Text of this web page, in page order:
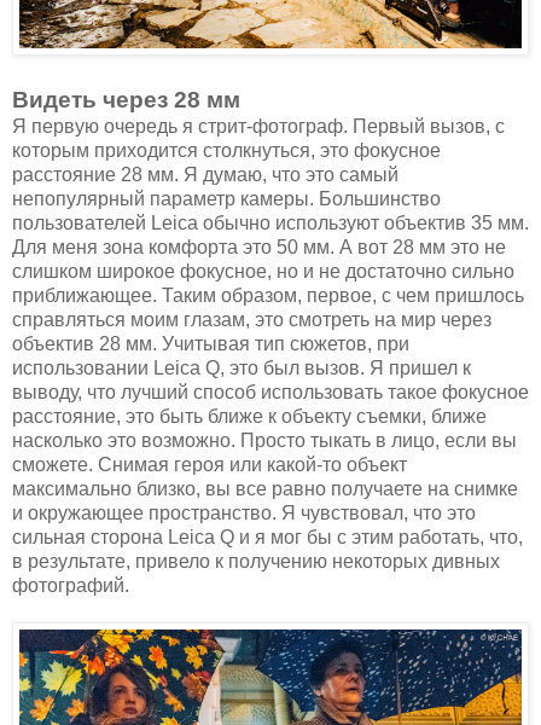
Видеть через 28 мм
Я первую очередь я стрит-фотограф. Первый вызов, с
которым приходится столкнуться, это фокусное
расстояние 28 мм. Я думаю, что это самый
непопулярный параметр камеры. Большинство
пользователей Leica обычно используют объектив 35 мм.
Для меня зона комфорта это 50 мм. А вот 28 мм это не
слишком широкое фокусное, но и не достаточно сильно
приближающее. Таким образом, первое, с чем пришлось
справляться моим глазам, это смотреть на мир через
объектив 28 мм. Учитывая тип сюжетов, при
использовании Leica Q, это был вызов. Я пришел к
выводу, что лучший способ использовать такое фокусное
расстояние, это быть ближе к объекту съемки, ближе
насколько это возможно. Просто тыкать в лицо, если вы
сможете. Снимая героя или какой-то объект
максимально близко, вы все равно получаете на снимке
и окружающее пространство. Я чувствовал, что это
сильная сторона Leica Q и я мог бы с этим работать, что,
в результате, привело к получению некоторых дивных
фотографий.